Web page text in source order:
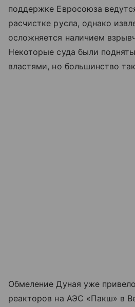
поддержке Евросоюза
расчистке русла, однако
осложняется наличием
Некоторые суда были
властями, но большинство
Обмеление Дуная уже
реакторов на АЭС «Пакш» в